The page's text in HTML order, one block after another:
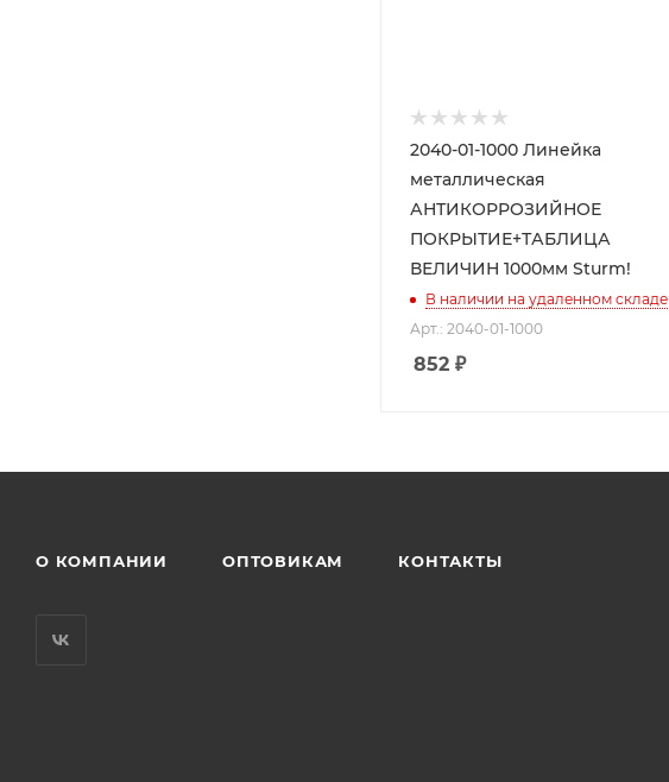
2040-01-1000 Линейка
металлическая
АНТИКОРРОЗИЙНОЕ
ПОКРЫТИЕ+ТАБЛИЦА
ВЕЛИЧИН 1000мм Sturm!
В наличии на удаленном складе
Арт.: 2040-01-1000
852 ₽
О КОМПАНИИ ОПТОВИКАМ КОНТАКТЫ